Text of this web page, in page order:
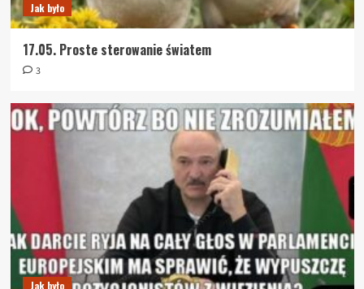
Jak było
17.05. Proste sterowanie światem
3
Jak było